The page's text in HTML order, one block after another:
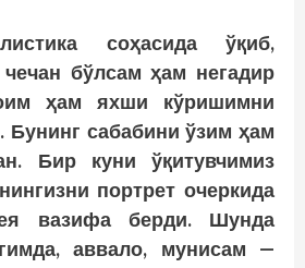
соҳасида ўқиб,
чечан бўлсам ҳам негадир
ҳам яхши кўришимни
Бунинг сабабини ўзим ҳам
Бир куни ўқитувчимиз
портрет очеркида
вазифа берди. Шунда
аввало, мунисам —